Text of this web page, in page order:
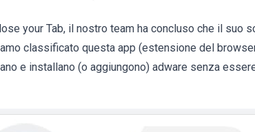
your Tab, il nostro team ha concluso che il suo
classificato questa app (estensione del
e installano (o aggiungono) adware senza